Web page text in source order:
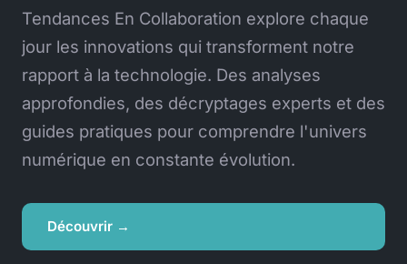
Tendances En Collaboration explore chaque
jour les innovations qui transforment notre
rapport à la technologie. Des analyses
approfondies, des décryptages experts et des
guides pratiques pour comprendre l'univers
numérique en constante évolution.
Découvrir →